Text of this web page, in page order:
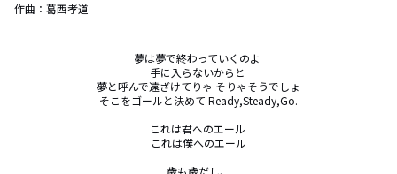
作曲： 葛西孝道
夢は夢で終わっていくのよ
手に入らないからと
夢と呼んで遠ざけてりゃ そりゃそうでしょ
これは君へのエール
これは僕へのエール